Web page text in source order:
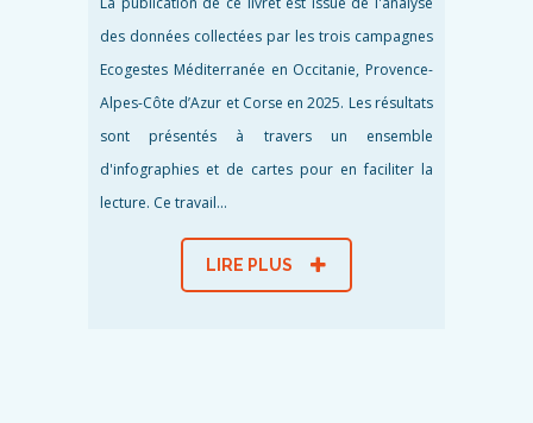
des données collectées par les trois campagnes
Ecogestes Méditerranée en Occitanie, Provence-
Alpes-Côte d’Azur et Corse en 2025. Les résultats
sont présentés à travers un ensemble
d'infographies et de cartes pour en faciliter la
lecture. Ce travail...
LIRE PLUS